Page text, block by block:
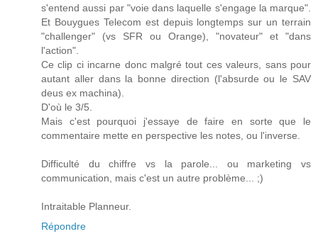
s'entend aussi par "voie dans laquelle s'engage la marque".
Et Bouygues Telecom est depuis longtemps sur un terrain
"challenger" (vs SFR ou Orange), "novateur" et "dans
l'action".
Ce clip ci incarne donc malgré tout ces valeurs, sans pour
autant aller dans la bonne direction (l'absurde ou le SAV
deus ex machina).
D'où le 3/5.
Mais c'est pourquoi j'essaye de faire en sorte que le
commentaire mette en perspective les notes, ou l'inverse.
Difficulté du chiffre vs la parole... ou marketing vs
communication, mais c'est un autre problème... ;)
Intraitable Planneur.
Répondre